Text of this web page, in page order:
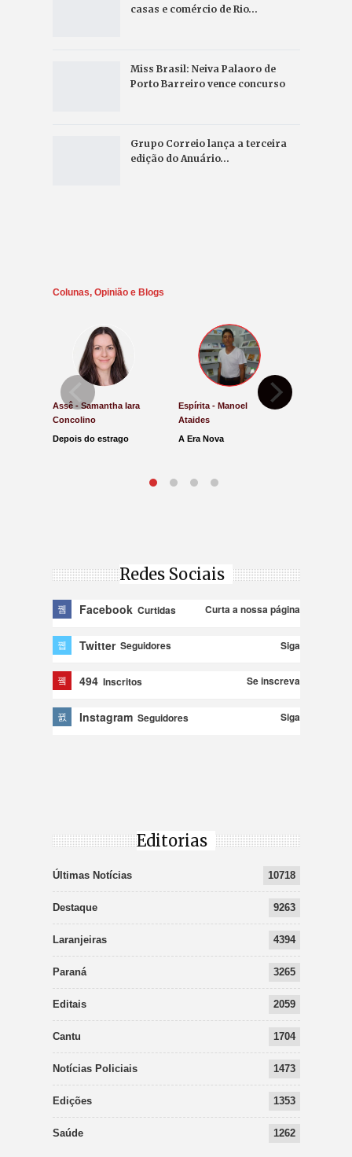
casas e comércio de Rio…
Miss Brasil: Neiva Palaoro de
Porto Barreiro vence concurso
Grupo Correio lança a terceira
edição do Anuário…
Colunas, Opinião e Blogs
Assê - Samantha Iara
Concolino
Depois do estrago
Espírita - Manoel
Ataides
A Era Nova
Redes Sociais
Facebook Curtidas Curta a nossa página
Twitter Seguidores Siga
494 Inscritos Se inscreva
Instagram Seguidores Siga
Editorias
Últimas Notícias 10718
Destaque 9263
Laranjeiras 4394
Paraná 3265
Editais 2059
Cantu 1704
Notícias Policiais 1473
Edições 1353
Saúde 1262